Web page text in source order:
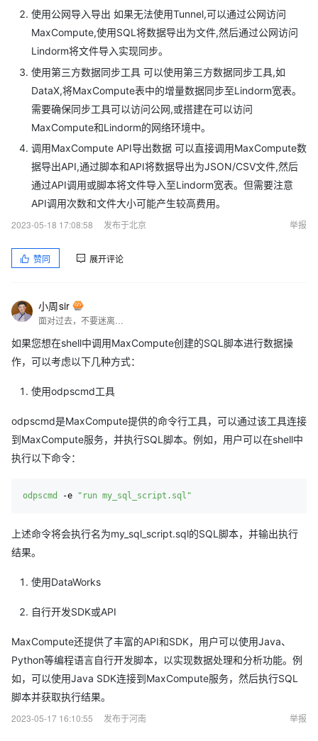
使用公网导入导出 如果无法使用Tunnel,可以通过公网访问
MaxCompute,使用SQL将数据导出为文件,然后通过公网访问
Lindorm将文件导入实现同步。
使用第三方数据同步工具 可以使用第三方数据同步工具,如
DataX,将MaxCompute表中的增量数据同步至Lindorm宽表。
需要确保同步工具可以访问公网,或搭建在可以访问
MaxCompute和Lindorm的网络环境中。
调用MaxCompute API导出数据 可以直接调用MaxCompute数
据导出API,通过脚本和API将数据导出为JSON/CSV文件,然后
通过API调用或脚本将文件导入至Lindorm宽表。但需要注意
API调用次数和文件大小可能产生较高费用。
2023-05-18 17:08:58
发布于北京 举报
赞同 展开评论
小周sir
如果您想在shell中调用MaxCompute创建的SQL脚本进行数据操
作，可以考虑以下几种方式：
使用odpscmd工具
odpscmd是MaxCompute提供的命令行工具，可以通过该工具连接
到MaxCompute服务，并执行SQL脚本。例如，用户可以在shell中
执行以下命令：
odpscmd -e "run my_sql_script.sql"
上述命令将会执行名为my_sql_script.sql的SQL脚本，并输出执行
结果。
使用DataWorks
自行开发SDK或API
MaxCompute还提供了丰富的API和SDK，用户可以使用Java、
Python等编程语言自行开发脚本，以实现数据处理和分析功能。例
如，可以使用Java SDK连接到MaxCompute服务，然后执行SQL
脚本并获取执行结果。
2023-05-17 16:10:55
发布于河南 举报